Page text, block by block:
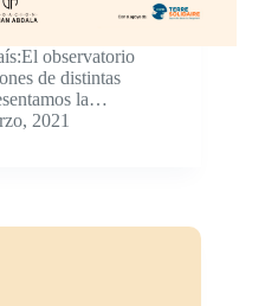
observatorio
de distintas
la…
2021